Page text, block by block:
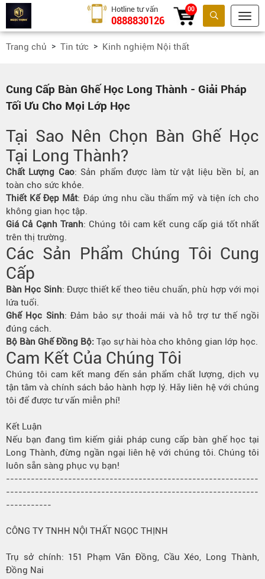
Tìm kiếm
Hotline tư vấn
0888830126
00
Trang chủ Tin tức Kinh nghiệm Nội thất
Cung Cấp Bàn Ghế Học Long Thành - Giải Pháp
Tối Ưu Cho Mọi Lớp Học
Tại Sao Nên Chọn Bàn Ghế Học
Tại Long Thành?
Chất Lượng Cao: Sản phẩm được làm từ vật liệu bền bỉ, an
toàn cho sức khỏe.
Thiết Kế Đẹp Mắt: Đáp ứng nhu cầu thẩm mỹ và tiện ích cho
không gian học tập.
Giá Cả Cạnh Tranh: Chúng tôi cam kết cung cấp giá tốt nhất
trên thị trường.
Các Sản Phẩm Chúng Tôi Cung
Cấp
Bàn Học Sinh: Được thiết kế theo tiêu chuẩn, phù hợp với mọi
lứa tuổi.
Ghế Học Sinh: Đảm bảo sự thoải mái và hỗ trợ tư thế ngồi
đúng cách.
Bộ Bàn Ghế Đồng Bộ: Tạo sự hài hòa cho không gian lớp học.
Cam Kết Của Chúng Tôi
Chúng tôi cam kết mang đến sản phẩm chất lượng, dịch vụ
tận tâm và chính sách bảo hành hợp lý. Hãy liên hệ với chúng
tôi để được tư vấn miễn phí!
Kết Luận
Nếu bạn đang tìm kiếm giải pháp cung cấp bàn ghế học tại
Long Thành, đừng ngần ngại liên hệ với chúng tôi. Chúng tôi
luôn sẵn sàng phục vụ bạn!
-------------------------------------------------------------
-------------------------------------------------------------
-----------
CÔNG TY TNHH NỘI THẤT NGỌC THỊNH
Trụ sở chính: 151 Phạm Văn Đồng, Cầu Xéo, Long Thành,
Đồng Nai